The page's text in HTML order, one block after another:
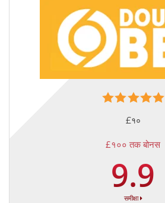
£१०
£१०० तक बोनस
9.9
समीक्षा